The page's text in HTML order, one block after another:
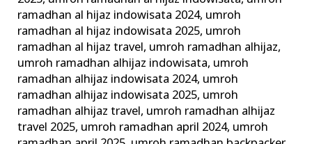
ramadhan al hijaz indowisata 2024, umroh
ramadhan al hijaz indowisata 2025, umroh
ramadhan al hijaz travel, umroh ramadhan alhijaz,
umroh ramadhan alhijaz indowisata, umroh
ramadhan alhijaz indowisata 2024, umroh
ramadhan alhijaz indowisata 2025, umroh
ramadhan alhijaz travel, umroh ramadhan alhijaz
travel 2025, umroh ramadhan april 2024, umroh